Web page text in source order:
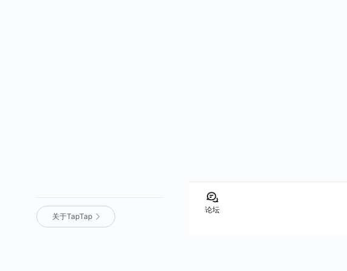
关于TapTap
论坛